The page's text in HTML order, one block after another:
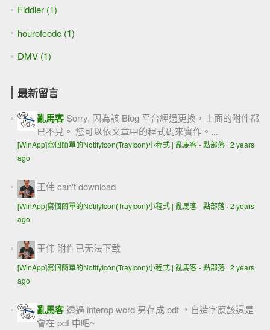
Fiddler (1)
hourofcode (1)
DMV (1)
最新留言
亂馬客 Sorry, 因為該 Blog 平台經過更換，上面的附件都
已不見。 您可以依文章中的程式碼來實作。...
[WinApp]寫個簡單的NotifyIcon(TrayIcon)小程式 | 亂馬客 - 點部落· 2 years
ago
王伟 can't download
[WinApp]寫個簡單的NotifyIcon(TrayIcon)小程式 | 亂馬客 - 點部落· 2 years
ago
王伟 附件已无法下载
[WinApp]寫個簡單的NotifyIcon(TrayIcon)小程式 | 亂馬客 - 點部落· 2 years
ago
亂馬客透過 interop word 另存成 pdf ，自造字應該還是
會在 pdf 中吧~